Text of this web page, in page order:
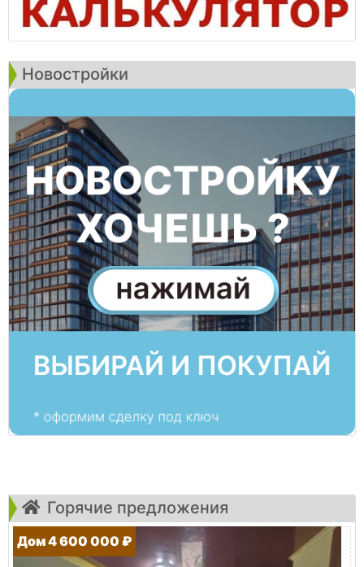
Новостройки
Горячие предложения
Дом 4 600 000 ₽